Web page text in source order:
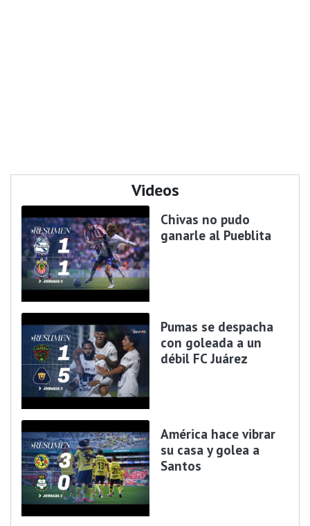
Videos
Chivas no pudo
ganarle al Pueblita
Pumas se despacha
con goleada a un
débil FC Juárez
América hace vibrar
su casa y golea a
Santos